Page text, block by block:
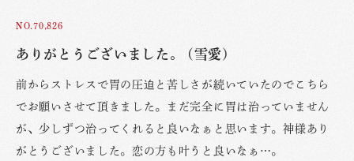
NO.70,826
ありがとうございました。 (雪愛)
前からストレスで胃の圧迫と苦しさが続いていたのでこちら
でお願いさせて頂きました。まだ完全に胃は治っていません
が、少しずつ治ってくれると良いなぁと思います。神様あり
がとうございました。恋の方も叶うと良いなぁ…。